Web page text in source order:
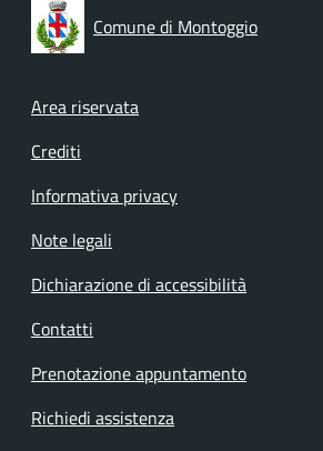
Comune di Montoggio
Footer menu
Area riservata
Crediti
Informativa privacy
Note legali
Dichiarazione di accessibilità
Contatti
Prenotazione appuntamento
Richiedi assistenza